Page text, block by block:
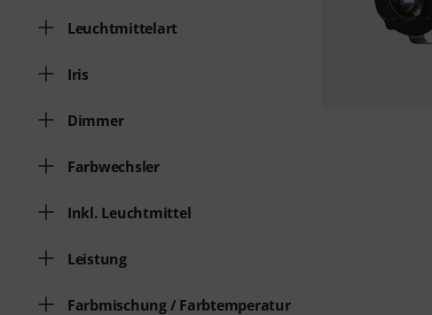
Leuchtmittelart
Iris
Dimmer
Farbwechsler
Inkl. Leuchtmittel
Leistung
Farbmischung / Farbtemperatur